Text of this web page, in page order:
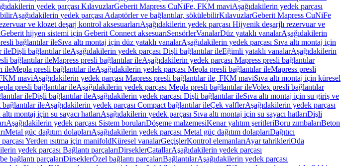
yedek parçası KılavuzlarGeberit Mapress CuNiFe, FKM maviAşağıdakilerin yedek parçası
Aşağıdakilerin yedek parçası Adaptörler ve bağlantılar, sökülebilirKılavuzlarGeberit Mapress CuNiFe
ve klozet deşarj kontrol aksesuarlarıAşağıdakilerin yedek parçası Hijyenik deşarjlı rezervuar ve
Geberit hijyen sistemi için Geberit Connect aksesuarıSensörlerVanalarDüz yataklı vanalarAşağıdakilerin
bağlantılar ileSıva altı montaj için düz yataklı vanalarAşağıdakilerin yedek parçası Sıva altı montaj için
ileDişli bağlantılar ileAşağıdakilerin yedek parçası Dişli bağlantılar ileEğimli yataklı vanalarAşağıdakilerin
bağlantılar ileMapress presli bağlantılar ileAşağıdakilerin yedek parçası Mapress presli bağlantılar
ileMepla presli bağlantılar ileAşağıdakilerin yedek parçası Mepla presli bağlantılar ileMapress presli
maviAşağıdakilerin yedek parçası Mapress presli bağlantılar ile, FKM maviSıva altı montaj için küresel
presli bağlantılar ileAşağıdakilerin yedek parçası Mepla presli bağlantılar ileVolex presli bağlantılar
ileDişli bağlantılar ileAşağıdakilerin yedek parçası Dişli bağlantılar ileSıva altı montaj için su giriş ve
ileAşağıdakilerin yedek parçası Compact bağlantılar ileÇek valflerAşağıdakilerin yedek parçası
altı montaj için su sayacı hatlarıAşağıdakilerin yedek parçası Sıva altı montaj için su sayacı hatlarıDişli
Aşağıdakilerin yedek parçası Sistem borularıDöşeme malzemesiKenar yalıtım şeritleriBoru zımbalarıBeton
Metal güç dağıtım dolaplarıAşağıdakilerin yedek parçası Metal güç dağıtım dolaplarıDağıtıcı
Yerden ısıtma için manifoldKüresel vanalarGeçişlerKontrol elemanlarıAyar tahrikleriOda
yedek parçası Bağlantı parçalarıDirseklerÇatallarAşağıdakilerin yedek parçası
bağlantı parçalarıDirseklerÖzel bağlantı parçalarıBağlantılarAşağıdakilerin yedek parçası